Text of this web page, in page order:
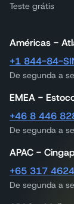
Teste grátis
Américas -
+1 844-84-
De segunda a
EMEA -
+46 8 446
De segunda a
APAC -
+65 317
De segunda a